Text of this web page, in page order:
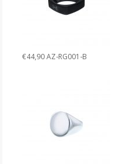
€44,90 AZ-RG001-B